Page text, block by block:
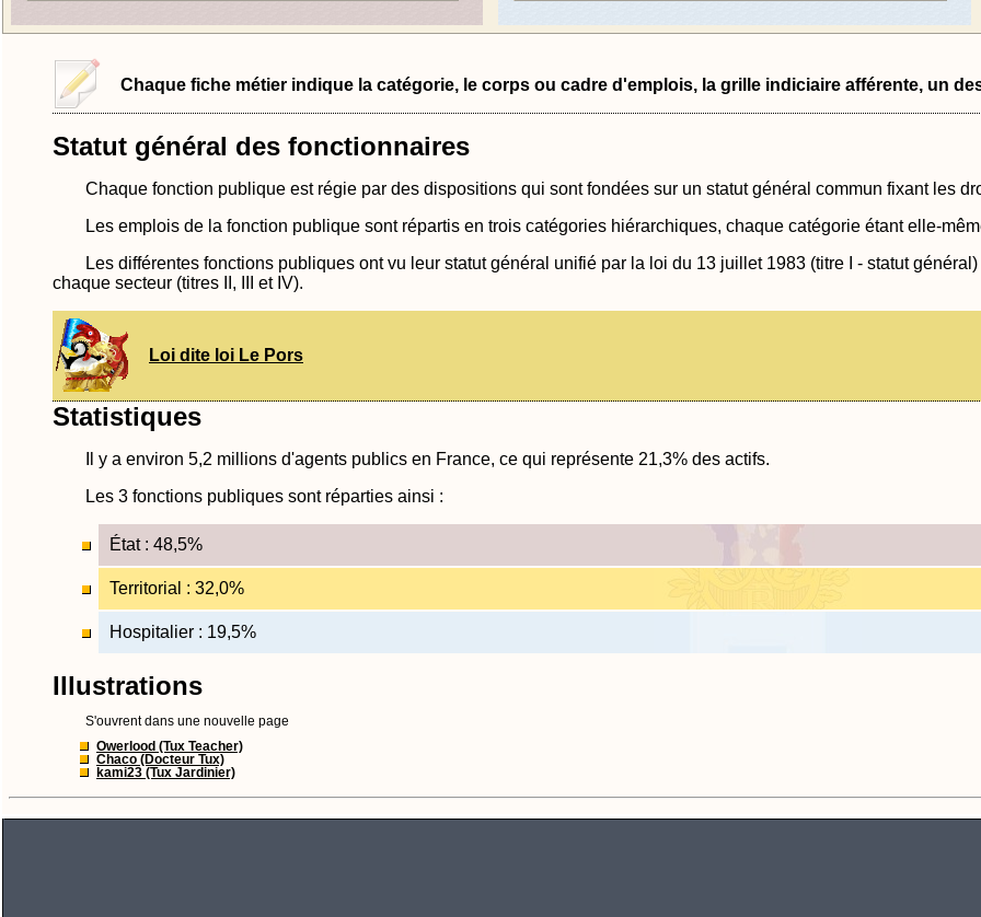
Chaque fiche métier indique la catégorie, le corps ou cadre d'emplois, la grille indiciaire afférente, un
Statut général des fonctionnaires
Chaque fonction publique est régie par des dispositions qui sont fondées sur un statut général commun fixant les
Les emplois de la fonction publique sont répartis en trois catégories hiérarchiques, chaque catégorie étant elle-
Les différentes fonctions publiques ont vu leur statut général unifié par la loi du 13 juillet 1983 (titre I - statut
chaque secteur (titres II, III et IV).
Loi dite loi Le Pors
Statistiques
Il y a environ 5,2 millions d'agents publics en France, ce qui représente 21,3% des actifs.
Les 3 fonctions publiques sont réparties ainsi :
État : 48,5%
Territorial : 32,0%
Hospitalier : 19,5%
Illustrations
S'ouvrent dans une nouvelle page
Owerlood (Tux Teacher)
Chaco (Docteur Tux)
kami23 (Tux Jardinier)